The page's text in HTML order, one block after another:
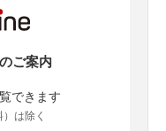
のご案内
できます
は除く